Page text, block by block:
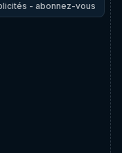
- abonnez-vous